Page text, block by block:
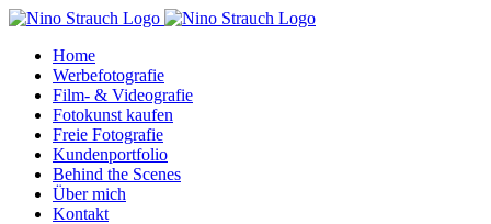
Zum
springenHome
Werbefotografie
Film- & Videografie
Fotokunst kaufen
Freie Fotografie
Kundenportfolio
Behind the Scenes
Über mich
Kontakt